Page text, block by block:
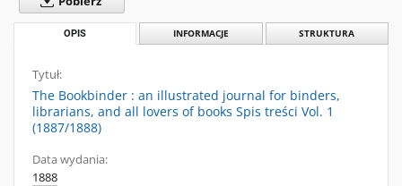
OPIS INFORMACJE STRUKTURA
Tytuł:
The Bookbinder : an illustrated journal for binders,
librarians, and all lovers of books Spis treści Vol. 1
(1887/1888)
Data wydania:
1888